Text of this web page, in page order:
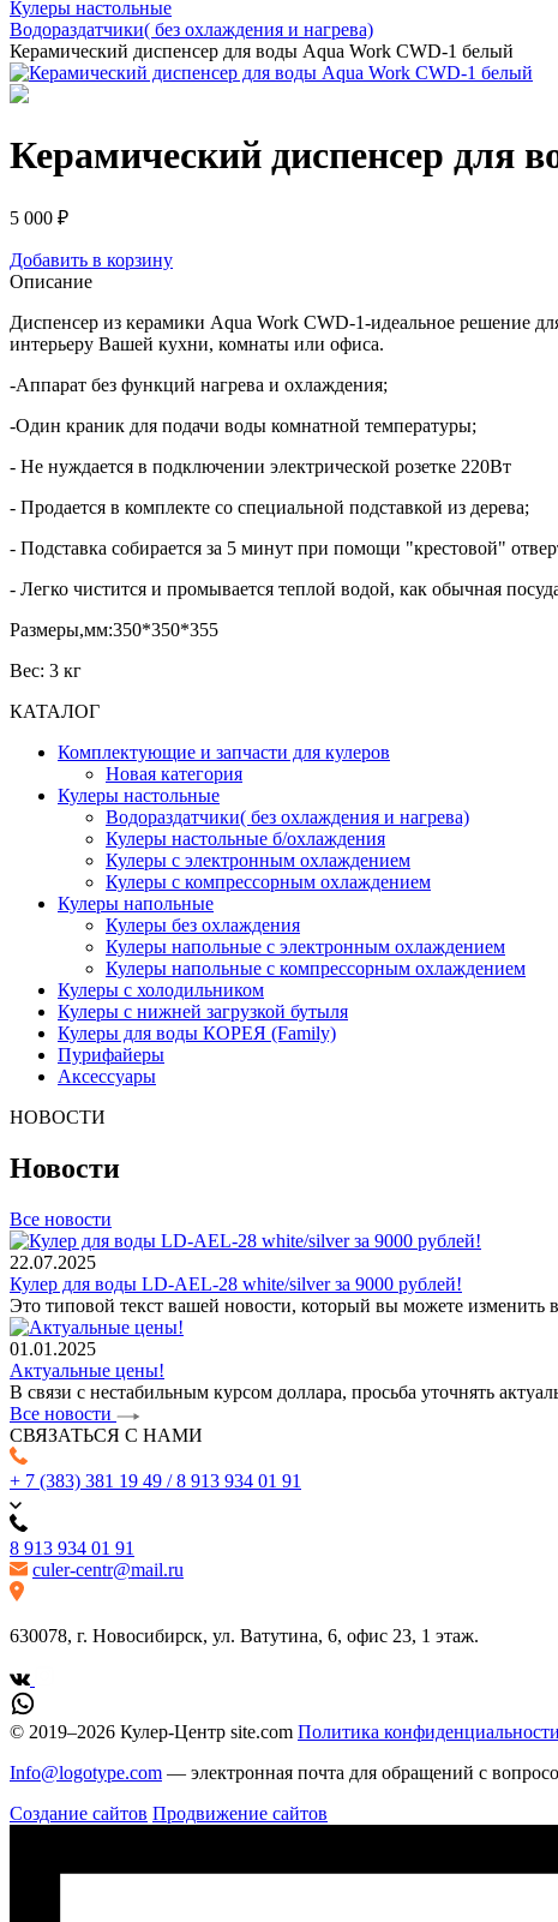
Кулеры настольные
Водораздатчики( без охлаждения и нагрева)
Керамический диспенсер для воды Aqua Work CWD-1 белый
Керамический диспенсер для
5 000 ₽
Добавить в корзину
Описание
Диспенсер из керамики Aqua Work CWD-1-идеальное решение
интерьеру Вашей кухни, комнаты или офиса.
-Аппарат без функций нагрева и охлаждения;
-Один краник для подачи воды комнатной температуры;
- Не нуждается в подключении электрической розетке 220Вт
- Продается в комплекте со специальной подставкой из дерева;
- Подставка собирается за 5 минут при помощи "крестовой"
- Легко чистится и промывается теплой водой, как обычная
Размеры,мм:350*350*355
Вес: 3 кг
КАТАЛОГ
Комплектующие и запчасти для кулеров
Новая категория
Кулеры настольные
Водораздатчики( без охлаждения и нагрева)
Кулеры настольные б/охлаждения
Кулеры с электронным охлаждением
Кулеры с компрессорным охлаждением
Кулеры напольные
Кулеры без охлаждения
Кулеры напольные с электронным охлаждением
Кулеры напольные с компрессорным охлаждением
Кулеры с холодильником
Кулеры с нижней загрузкой бутыля
Кулеры для воды КОРЕЯ (Family)
Пурифайеры
Аксессуары
НОВОСТИ
Новости
Все новости
22.07.2025
Кулер для воды LD-AEL-28 white/silver за 9000 рублей!
Это типовой текст вашей новости, который вы можете изменить
01.01.2025
Актуальные цены!
В связи с нестабильным курсом доллара, просьба уточнять
Все новости
СВЯЗАТЬСЯ С НАМИ
+ 7 (383) 381 19 49 / 8 913 934 01 91
8 913 934 01 91
culer-centr@mail.ru
630078, г. Новосибирск, ул. Ватутина, 6, офис 23, 1 этаж.
© 2019–2026 Кулер-Центр site.com Политика конфиденциальности
Info@logotype.com — электронная почта для обращений с
Создание сайтов Продвижение сайтов